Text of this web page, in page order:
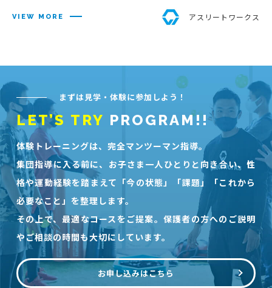
VIEW MORE アスリートワークス
まずは見学・体験に参加しよう！
LET’S TRY PROGRAM!!
体験トレーニングは、完全マンツーマン指導。
集団指導に入る前に、お子さま一人ひとりと向き合い、性
格や運動経験を踏まえて「今の状態」「課題」「これから
必要なこと」を整理します。
その上で、最適なコースをご提案。保護者の方へのご説明
やご相談の時間も大切にしています。
お申し込みはこちら